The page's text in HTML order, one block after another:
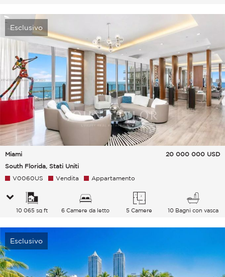
Esclusivo
Miami
South Florida, Stati Uniti
20 000 000 USD
V0060US Vendita Appartamento
10 065 sq ft 6 Camere da letto 5 Camere 10 Bagni con vasca
Esclusivo